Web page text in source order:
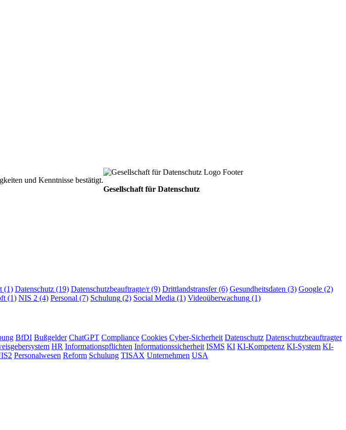
und Kenntnisse bestätigt.
(1) Datenschutz (19) Datenschutzbeauftragte/r(9) Drittlandstransfer(6) Gesundheitsdaten (3) Google (2)
(1) NIS 2 (4) Personal (7) Schulung (2) Social Media (1) Videoüberwachung (1)
BfDI Bußgelder ChatGPT Compliance Cookies Cyber-Sicherheit Datenschutz Datenschutzbeauftragter
HR Informationspflichten Informationssicherheit ISMS KI KI-Kompetenz KI-System KI-
Personalwesen Reform Schulung TISAX Unternehmen USA
Gesellschaft für Datenschutz